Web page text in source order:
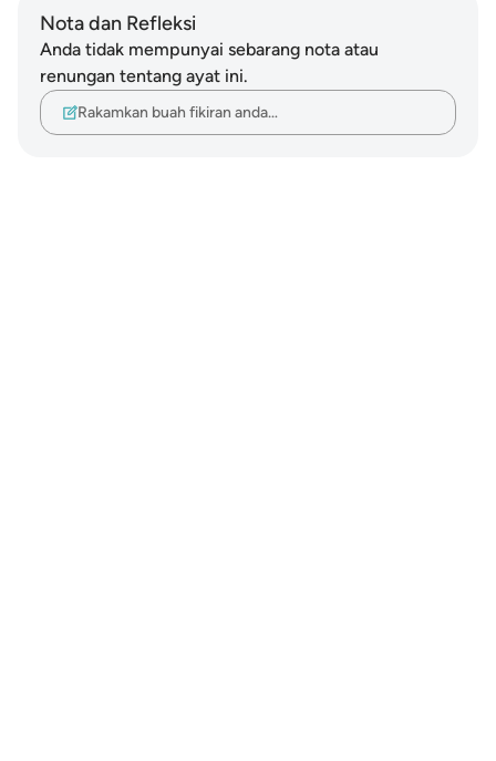
Nota dan Refleksi
Anda tidak mempunyai sebarang nota atau
renungan tentang ayat ini.
Rakamkan buah fikiran anda…